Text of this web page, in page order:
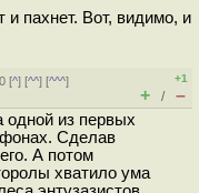
и пахнет. Вот, видимо, и
[^] [^^] [^^^]
+1
+ / –
из первых
Сделав
А потом
хватило ума